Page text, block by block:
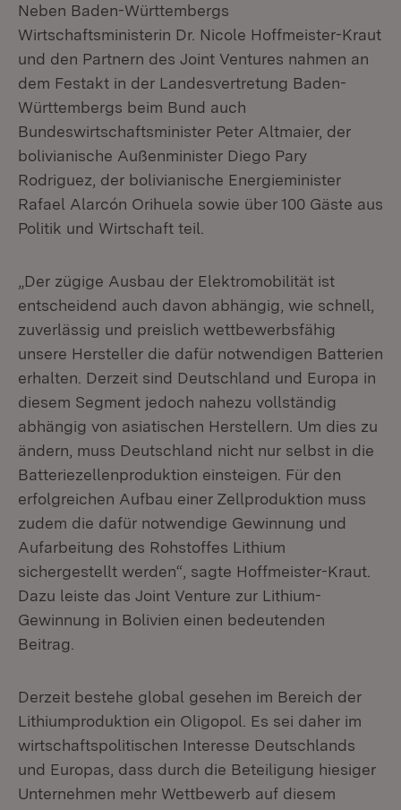
Neben Baden-Württembergs
Wirtschaftsministerin Dr. Nicole Hoffmeister-Kraut
und den Partnern des Joint Ventures nahmen an
dem Festakt in der Landesvertretung Baden-
Württembergs beim Bund auch
Bundeswirtschaftsminister Peter Altmaier, der
bolivianische Außenminister Diego Pary
Rodriguez, der bolivianische Energieminister
Rafael Alarcón Orihuela sowie über 100 Gäste aus
Politik und Wirtschaft teil.
„Der zügige Ausbau der Elektromobilität ist
entscheidend auch davon abhängig, wie schnell,
zuverlässig und preislich wettbewerbsfähig
unsere Hersteller die dafür notwendigen Batterien
erhalten. Derzeit sind Deutschland und Europa in
diesem Segment jedoch nahezu vollständig
abhängig von asiatischen Herstellern. Um dies zu
ändern, muss Deutschland nicht nur selbst in die
Batteriezellenproduktion einsteigen. Für den
erfolgreichen Aufbau einer Zellproduktion muss
zudem die dafür notwendige Gewinnung und
Aufarbeitung des Rohstoffes Lithium
sichergestellt werden“, sagte Hoffmeister-Kraut.
Dazu leiste das Joint Venture zur Lithium-
Gewinnung in Bolivien einen bedeutenden
Beitrag.
Derzeit bestehe global gesehen im Bereich der
Lithiumproduktion ein Oligopol. Es sei daher im
wirtschaftspolitischen Interesse Deutschlands
und Europas, dass durch die Beteiligung hiesiger
Unternehmen mehr Wettbewerb auf diesem